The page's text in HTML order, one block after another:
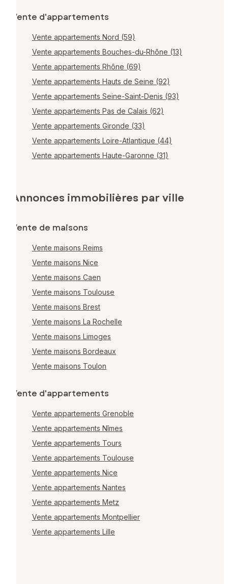
Vente d'appartements
Vente appartements Nord (59)
Vente appartements Bouches-du-Rhône (13)
Vente appartements Rhône (69)
Vente appartements Hauts de Seine (92)
Vente appartements Seine-Saint-Denis (93)
Vente appartements Pas de Calais (62)
Vente appartements Gironde (33)
Vente appartements Loire-Atlantique (44)
Vente appartements Haute-Garonne (31)
Annonces immobilières par ville
Vente de maisons
Vente maisons Reims
Vente maisons Nice
Vente maisons Caen
Vente maisons Toulouse
Vente maisons Brest
Vente maisons La Rochelle
Vente maisons Limoges
Vente maisons Bordeaux
Vente maisons Toulon
Vente d'appartements
Vente appartements Grenoble
Vente appartements Nîmes
Vente appartements Tours
Vente appartements Toulouse
Vente appartements Nice
Vente appartements Nantes
Vente appartements Metz
Vente appartements Montpellier
Vente appartements Lille